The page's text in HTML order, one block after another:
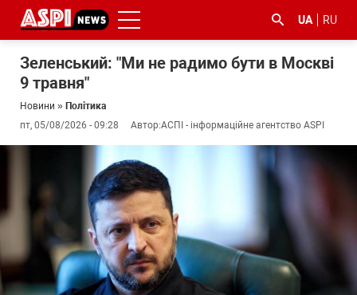
UA RU
Зеленський: "Ми не радимо бути в Москві
9 травня"
Новини » Політика
пт, 05/08/2026 - 09:28
Автор:АСПІ - інформаційне агентство ASPI
#боротьба
корупцією
#ДФС #коронавірус